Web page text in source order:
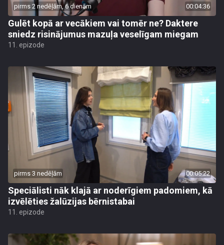
pirms 2 nedēļām, 6 dienām 00:04:36
Gulēt kopā ar vecākiem vai tomēr ne? Daktere
sniedz risinājumus mazuļa veselīgam miegam
11. epizode
pirms 3 nedēļām 00:05:22
Speciālisti nāk klajā ar noderīgiem padomiem, kā
izvēlēties žalūzijas bērnistabai
11. epizode